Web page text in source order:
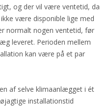
og der vil være ventetid, da
være disponible lige med
normalt nogen ventetid, før
leveret. Perioden mellem
kan være på et par
af selve klimaanlægget i ét
installationstid